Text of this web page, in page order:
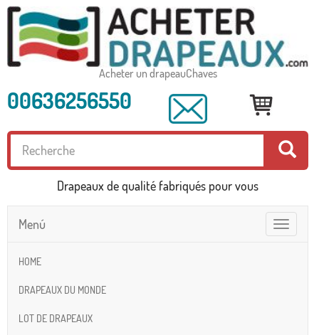
Acheter un drapeauChaves
00636256550
Drapeaux de qualité fabriqués pour vous
Toggle
navigation
Menú
HOME
DRAPEAUX DU MONDE
LOT DE DRAPEAUX